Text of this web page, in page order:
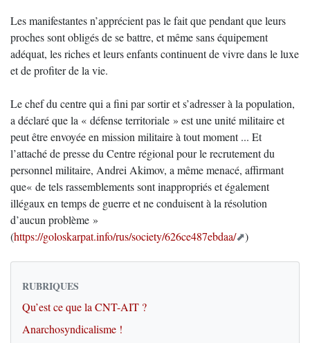
Les manifestantes n’apprécient pas le fait que pendant que leurs
proches sont obligés de se battre, et même sans équipement
adéquat, les riches et leurs enfants continuent de vivre dans le luxe
et de profiter de la vie.
Le chef du centre qui a fini par sortir et s’adresser à la population,
a déclaré que la « défense territoriale » est une unité militaire et
peut être envoyée en mission militaire à tout moment ... Et
l’attaché de presse du Centre régional pour le recrutement du
personnel militaire, Andrei Akimov, a même menacé, affirmant
que« de tels rassemblements sont inappropriés et également
illégaux en temps de guerre et ne conduisent à la résolution
d’aucun problème »
(https://goloskarpat.info/rus/society/626ce487ebdaa/ )
RUBRIQUES
Qu’est ce que la CNT-AIT ?
Anarchosyndicalisme !